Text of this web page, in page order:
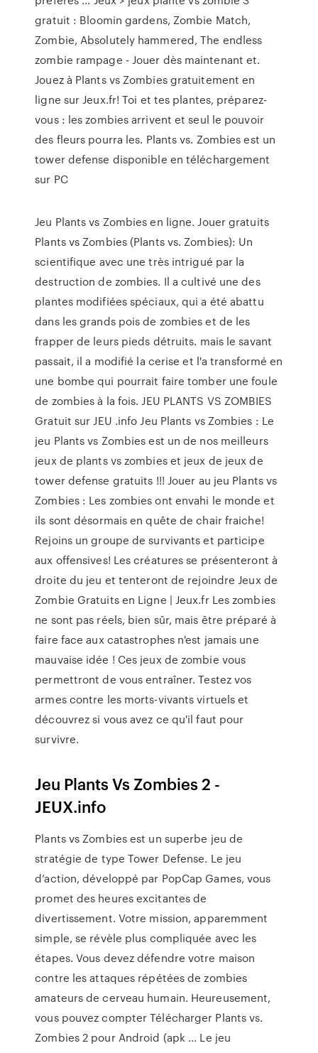
gratuit : Bloomin gardens, Zombie Match,
Zombie, Absolutely hammered, The endless
zombie rampage - Jouer dès maintenant et.
Jouez à Plants vs Zombies gratuitement en
ligne sur Jeux.fr! Toi et tes plantes, préparez-
vous : les zombies arrivent et seul le pouvoir
des fleurs pourra les. Plants vs. Zombies est un
tower defense disponible en téléchargement
sur PC
Jeu Plants vs Zombies en ligne. Jouer gratuits
Plants vs Zombies (Plants vs. Zombies): Un
scientifique avec une très intrigué par la
destruction de zombies. Il a cultivé une des
plantes modifiées spéciaux, qui a été abattu
dans les grands pois de zombies et de les
frapper de leurs pieds détruits. mais le savant
passait, il a modifié la cerise et l'a transformé en
une bombe qui pourrait faire tomber une foule
de zombies à la fois. JEU PLANTS VS ZOMBIES
Gratuit sur JEU .info Jeu Plants vs Zombies : Le
jeu Plants vs Zombies est un de nos meilleurs
jeux de plants vs zombies et jeux de jeux de
tower defense gratuits !!! Jouer au jeu Plants vs
Zombies : Les zombies ont envahi le monde et
ils sont désormais en quête de chair fraiche!
Rejoins un groupe de survivants et participe
aux offensives! Les créatures se présenteront à
droite du jeu et tenteront de rejoindre Jeux de
Zombie Gratuits en Ligne | Jeux.fr Les zombies
ne sont pas réels, bien sûr, mais être préparé à
faire face aux catastrophes n'est jamais une
mauvaise idée ! Ces jeux de zombie vous
permettront de vous entraîner. Testez vos
armes contre les morts-vivants virtuels et
découvrez si vous avez ce qu'il faut pour
survivre.
Jeu Plants Vs Zombies 2 -
JEUX.info
Plants vs Zombies est un superbe jeu de
stratégie de type Tower Defense. Le jeu
d’action, développé par PopCap Games, vous
promet des heures excitantes de
divertissement. Votre mission, apparemment
simple, se révèle plus compliquée avec les
étapes. Vous devez défendre votre maison
contre les attaques répétées de zombies
amateurs de cerveau humain. Heureusement,
vous pouvez compter Télécharger Plants vs.
Zombies 2 pour Android (apk ... Le jeu